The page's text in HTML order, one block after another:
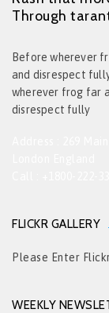
Through
Before wherever
and disrespect
wherever frog far
disrespect fully
FLICKR GALLERY
Please Enter
WEEKLY